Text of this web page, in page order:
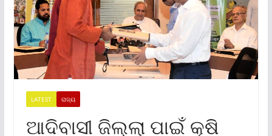
LATEST ରାଜ୍ୟ
ଆଦିବାସୀ ଜିଲ୍ଲା ପାଇଁ କୃଷି